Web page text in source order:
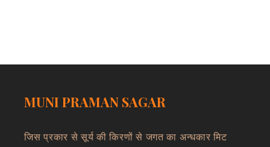
MUNI PRAMAN SAGAR
जिस प्रकार से सूर्य की किरणों से जगत का अन्धकार मिट